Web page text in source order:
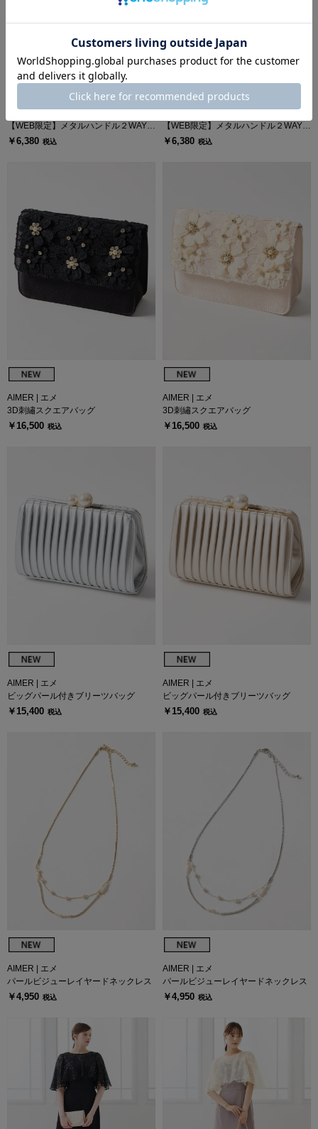
【WEB限定】メタルハンドル２WAYレ
ースバッグ
￥6,380 税込
【WEB限定】メタルハンドル２WAYレ
ースバッグ
￥6,380 税込
AIMER | エメ
3D刺繡スクエアバッグ
￥16,500 税込
AIMER | エメ
3D刺繡スクエアバッグ
￥16,500 税込
AIMER | エメ
ビッグパール付きブリーツバッグ
￥15,400 税込
AIMER | エメ
ビッグパール付きブリーツバッグ
￥15,400 税込
AIMER | エメ
パールビジューレイヤードネックレス
￥4,950 税込
AIMER | エメ
パールビジューレイヤードネックレス
￥4,950 税込